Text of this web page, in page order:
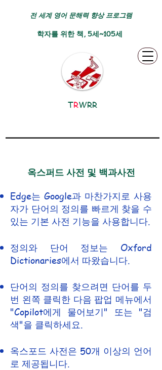
전 세계 영어 문해력 향상 프로그램
학자를 위한 책, 5세~105세
TRWRR
옥스퍼드 사전 및 백과사전
Edge는 Google과 마찬가지로 사용
자가 단어의 정의를 빠르게 찾을 수
있는 기본 사전 기능을 사용합니다.
정의와 단어 정보는 Oxford
Dictionaries에서 따왔습니다.
단어의 정의를 찾으려면 단어를 두
번 왼쪽 클릭한 다음 팝업 메뉴에서
"Copilot에게 물어보기" 또는 "검
색"을 클릭하세요.
옥스포드 사전은 50개 이상의 언어
로 제공됩니다.